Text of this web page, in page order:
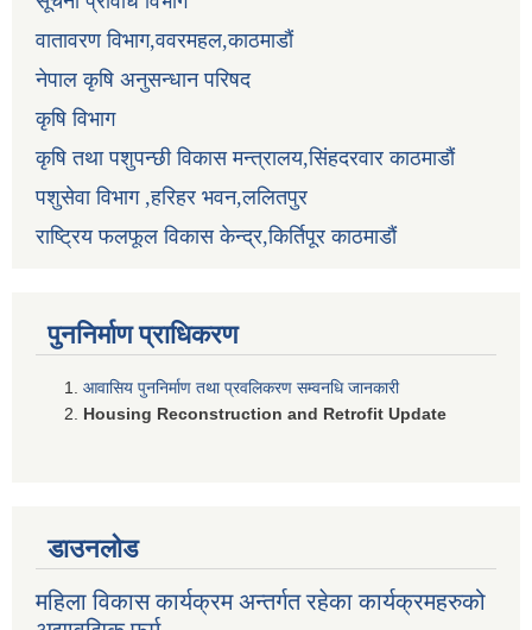
वातावरण विभाग,ववरमहल,काठमाडौं
नेपाल कृषि अनुसन्धान परिषद
कृषि विभाग
कृषि तथा पशुपन्छी विकास मन्त्रालय,सिंहदरवार काठमाडौं
पशुसेवा विभाग ,हरिहर भवन,ललितपुर
राष्ट्रिय फलफूल विकास केन्द्र,किर्तिपूर काठमाडौं
पुननिर्माण प्राधिकरण
आवासिय पुननिर्माण तथा प्रवलिकरण सम्वनधि जानकारी
Housing Reconstruction and Retrofit Update
डाउनलोड
महिला विकास कार्यक्रम अन्तर्गत रहेका कार्यक्रमहरुको